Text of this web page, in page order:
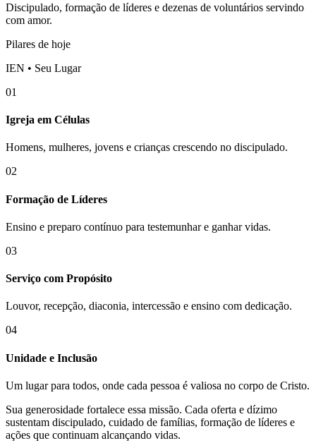
Discipulado, formação de líderes e dezenas de voluntários servindo
com amor.
Pilares de hoje
IEN • Seu Lugar
01
Igreja em Células
Homens, mulheres, jovens e crianças crescendo no discipulado.
02
Formação de Líderes
Ensino e preparo contínuo para testemunhar e ganhar vidas.
03
Serviço com Propósito
Louvor, recepção, diaconia, intercessão e ensino com dedicação.
04
Unidade e Inclusão
Um lugar para todos, onde cada pessoa é valiosa no corpo de Cristo.
Sua generosidade fortalece essa missão. Cada oferta e dízimo
sustentam discipulado, cuidado de famílias, formação de líderes e
ações que continuam alcançando vidas.